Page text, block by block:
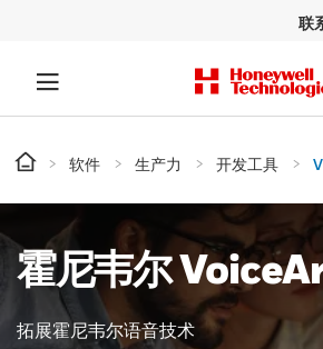
联
软件 生产力 开发工具
霍尼韦尔
拓展霍尼韦尔语音技术